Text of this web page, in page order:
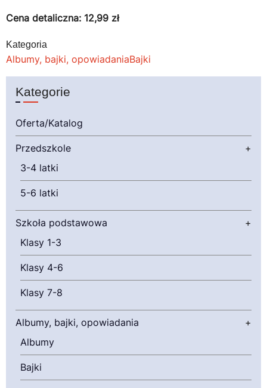
Cena detaliczna: 12,99 zł
Kategoria
Albumy, bajki, opowiadaniaBajki
Kategorie
Oferta/Katalog
Przedszkole
+
3-4 latki
5-6 latki
Szkoła podstawowa
+
Klasy 1-3
Klasy 4-6
Klasy 7-8
Albumy, bajki, opowiadania
+
Albumy
Bajki